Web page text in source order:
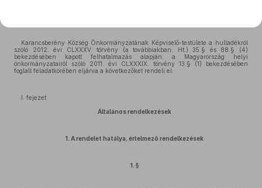
Karancsberény Község Önkormányzatának Képviselő-testülete a hulladékról
szóló 2012. évi CLXXXV. törvény (a továbbiakban: Ht.) 35.§ és 88.§ (4)
bekezdésében kapott felhatalmazás alapján, a Magyarország helyi
önkormányzatairól szóló 2011. évi CLXXXIX. törvény 13.§ (1) bekezdésében
foglalt feladatkörében eljárva a következőket rendeli el:
I. fejezet
Általános rendelkezések
1. A rendelet hatálya, értelmező rendelkezések
1. §